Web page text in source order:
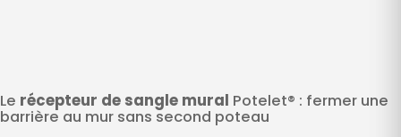
Le récepteur de sangle mural Potelet® : fermer une
barrière au mur sans second poteau